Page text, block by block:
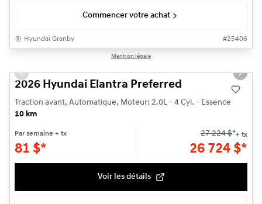
Commencer votre achat
Hyundai Granby #25406
Mention légale
Previous slide Next
2026 Hyundai Elantra Preferred
Traction avant, Automatique, Moteur: 2.0L - 4 Cyl. - Essence
10 km
Par semaine + tx
81 $*
27 224$*+ tx
26 724 $*
Voir les détails